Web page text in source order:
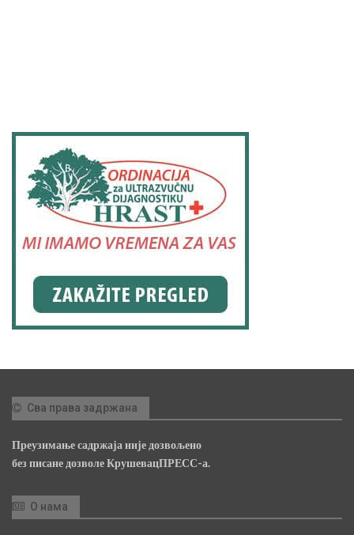
Сва права задржана
Преузимање садржаја није дозвољено
без писане дозволе КрушевацПРЕСС-а.
О нама